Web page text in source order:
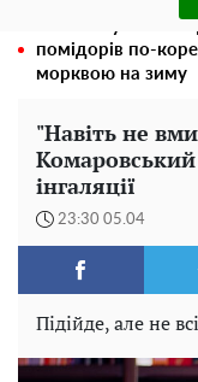
помідорів по-
морквою на зиму
"Навіть не
інгаляції
23:30 05.04
Підійде, але не